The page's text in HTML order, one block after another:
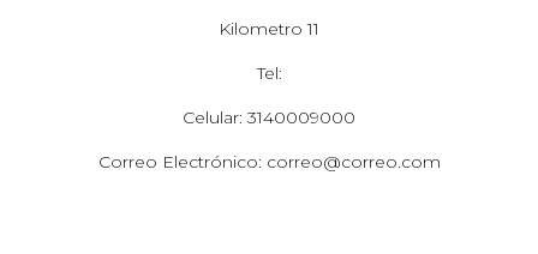
Kilometro 11
Tel:
Celular: 3140009000
Correo Electrónico: correo@correo.com